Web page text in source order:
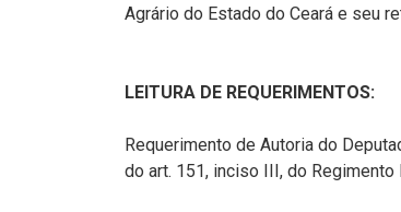
Agrário do Estado do Ceará e seu
LEITURA DE REQUERIMENTOS:
Requerimento de Autoria do
do art. 151, inciso III, do Regimento